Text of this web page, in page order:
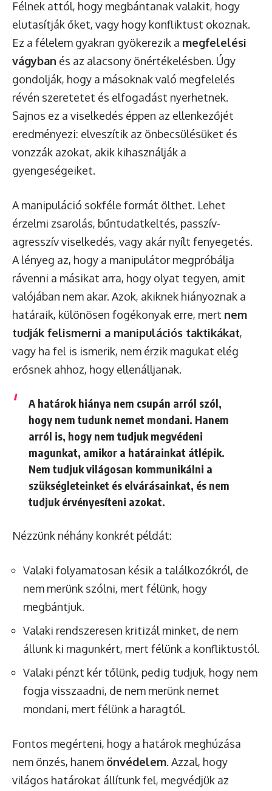
Félnek attól, hogy megbántanak valakit, hogy
elutasítják őket, vagy hogy konfliktust okoznak.
Ez a félelem gyakran gyökerezik a megfelelési
vágyban és az alacsony önértékelésben. Úgy
gondolják, hogy a másoknak való megfelelés
révén szeretetet és elfogadást nyerhetnek.
Sajnos ez a viselkedés éppen az ellenkezőjét
eredményezi: elveszítik az önbecsülésüket és
vonzzák azokat, akik kihasználják a
gyengeségeiket.
A manipuláció sokféle formát ölthet. Lehet
érzelmi zsarolás, bűntudatkeltés, passzív-
agresszív viselkedés, vagy akár nyílt fenyegetés.
A lényeg az, hogy a manipulátor megpróbálja
rávenni a másikat arra, hogy olyat tegyen, amit
valójában nem akar. Azok, akiknek hiányoznak a
határaik, különösen fogékonyak erre, mert nem
tudják felismerni a manipulációs taktikákat,
vagy ha fel is ismerik, nem érzik magukat elég
erősnek ahhoz, hogy ellenálljanak.
A határok hiánya nem csupán arról szól,
hogy nem tudunk nemet mondani. Hanem
arról is, hogy nem tudjuk megvédeni
magunkat, amikor a határainkat átlépik.
Nem tudjuk világosan kommunikálni a
szükségleteinket és elvárásainkat, és nem
tudjuk érvényesíteni azokat.
Nézzünk néhány konkrét példát:
Valaki folyamatosan késik a találkozókról, de
nem merünk szólni, mert félünk, hogy
megbántjuk.
Valaki rendszeresen kritizál minket, de nem
állunk ki magunkért, mert félünk a konfliktustól.
Valaki pénzt kér tőlünk, pedig tudjuk, hogy nem
fogja visszaadni, de nem merünk nemet
mondani, mert félünk a haragtól.
Fontos megérteni, hogy a határok meghúzása
nem önzés, hanem önvédelem. Azzal, hogy
világos határokat állítunk fel, megvédjük az